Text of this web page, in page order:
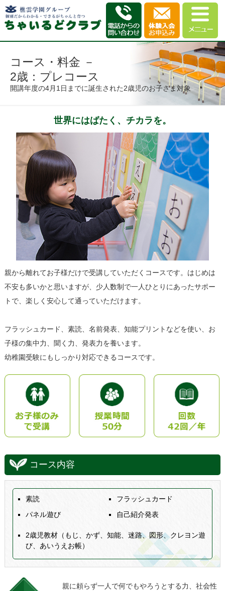
コース・料金 －
2歳：プレコース
開講年度の4月1日までに誕生された2歳児のお子さま対象
世界にはばたく、チカラを。
親から離れてお子様だけで受講していただくコースです。はじめは
不安も多いかと思いますが、少人数制で一人ひとりにあったサポー
トで、楽しく安心して通っていただけます。
フラッシュカード、素読、名前発表、知能プリントなどを使い、お
子様の集中力、聞く力、発表力を養います。
幼稚園受験にもしっかり対応できるコースです。
コース内容
素読
フラッシュカード
パネル遊び
自己紹介発表
2歳児教材（もじ、かず、知能、迷路、図形、クレヨン遊
び、あいうえお帳）
親に頼らず一人で何でもやろうとする力、社会性